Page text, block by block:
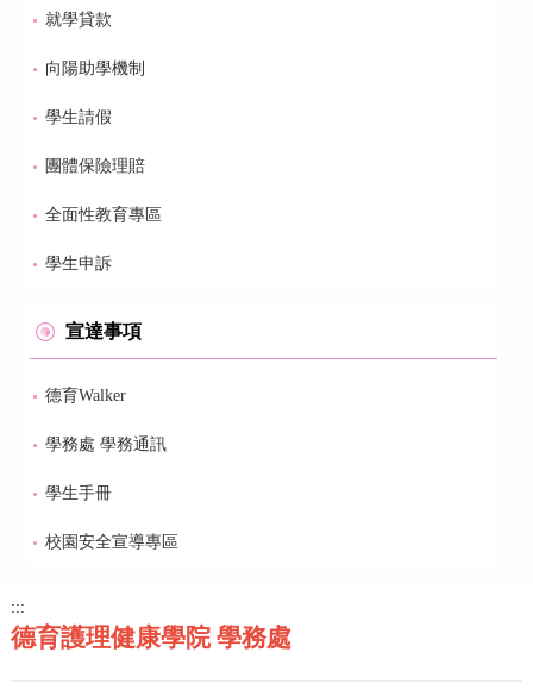
就學貸款
向陽助學機制
學生請假
團體保險理賠
全面性教育專區
學生申訴
宣達事項
德育Walker
學務處 學務通訊
學生手冊
校園安全宣導專區
:::
德育護理健康學院 學務處